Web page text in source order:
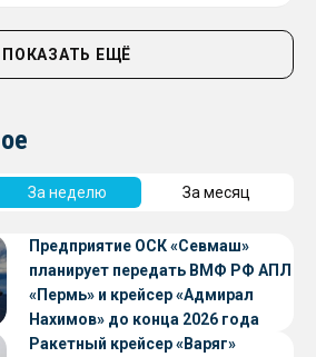
ПОКАЗАТЬ ЕЩЁ
За неделю За месяц
Предприятие ОСК «Севмаш»
планирует передать ВМФ РФ АПЛ
«Пермь» и крейсер «Адмирал
Нахимов» до конца 2026 года
Ракетный крейсер «Варяг»